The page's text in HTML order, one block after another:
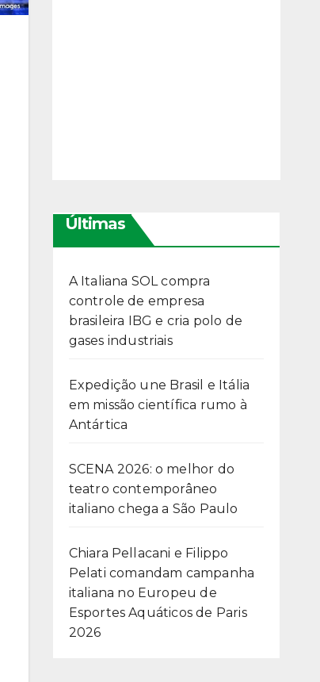
Últimas
A Italiana SOL compra
controle de empresa
brasileira IBG e cria polo de
gases industriais
Expedição une Brasil e Itália
em missão científica rumo à
Antártica
SCENA 2026: o melhor do
teatro contemporâneo
italiano chega a São Paulo
Chiara Pellacani e Filippo
Pelati comandam campanha
italiana no Europeu de
Esportes Aquáticos de Paris
2026